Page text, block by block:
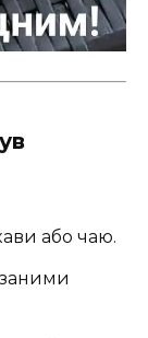
або чаю.